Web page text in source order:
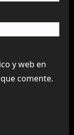
y web en
comente.